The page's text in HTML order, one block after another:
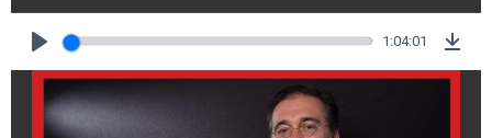
Play
1:04:01